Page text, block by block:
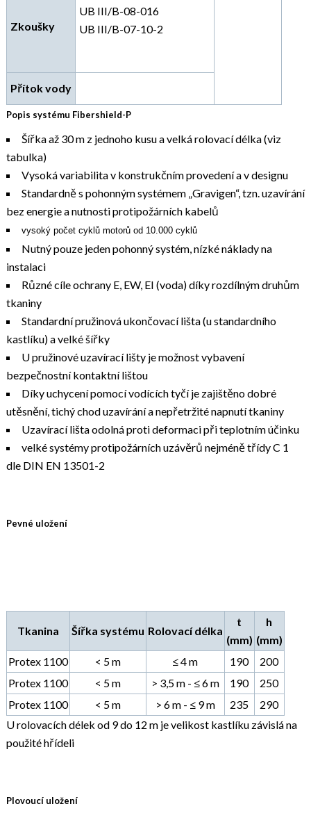
Zkoušky
UB III/B-08-016
UB III/B-07-10-2
Přítok vody
Popis systému Fibershield-P
Šířka až 30 m z jednoho kusu a velká rolovací délka (viz
tabulka)
Vysoká variabilita v konstrukčním provedení a v designu
Standardně s pohonným systémem „Gravigen“, tzn. uzavírání
bez energie a nutnosti protipožárních kabelů
vysoký počet cyklů motorů od 10.000 cyklů
Nutný pouze jeden pohonný systém, nízké náklady na
instalaci
Různé cíle ochrany E, EW, EI (voda) díky rozdílným druhům
tkaniny
Standardní pružinová ukončovací lišta (u standardního
kastlíku) a velké šířky
U pružinové uzavírací lišty je možnost vybavení
bezpečnostní kontaktní lištou
Díky uchycení pomocí vodících tyčí je zajištěno dobré
utěsnění, tichý chod uzavírání a nepřetržité napnutí tkaniny
Uzavírací lišta odolná proti deformaci při teplotním účinku
velké systémy protipožárních uzávěrů nejméně třídy C 1
dle DIN EN 13501-2
Pevné uložení
Tkanina Šířka systému Rolovací délka
t
(mm)
h
(mm)
Protex 1100
< 5 m ≤ 4 m 190
200
Protex 1100
< 5 m > 3,5 m - ≤ 6 m 190
250
Protex 1100
< 5 m > 6 m - ≤ 9 m 235
290
U rolovacích délek od 9 do 12 m je velikost kastlíku závislá na
použité hřídeli
Plovoucí uložení